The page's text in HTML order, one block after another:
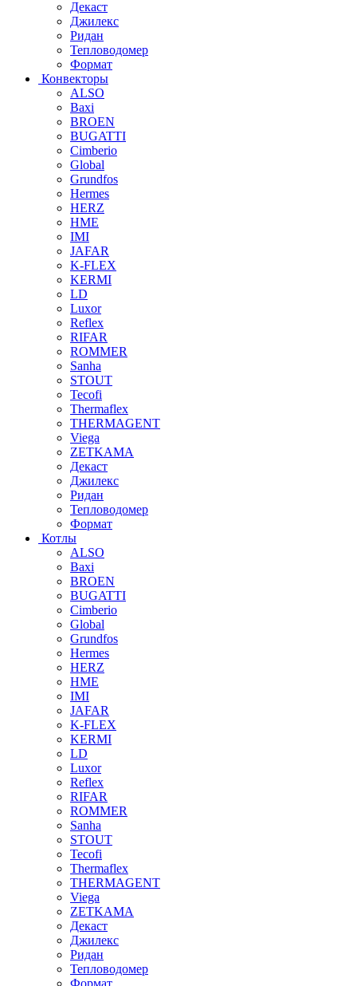
Декаст
Джилекс
Ридан
Тепловодомер
Формат
Конвекторы
ALSO
Baxi
BROEN
BUGATTI
Cimberio
Global
Grundfos
Hermes
HERZ
HME
IMI
JAFAR
K-FLEX
KERMI
LD
Luxor
Reflex
RIFAR
ROMMER
Sanha
STOUT
Tecofi
Thermaflex
THERMAGENT
Viega
ZETKAMA
Декаст
Джилекс
Ридан
Тепловодомер
Формат
Котлы
ALSO
Baxi
BROEN
BUGATTI
Cimberio
Global
Grundfos
Hermes
HERZ
HME
IMI
JAFAR
K-FLEX
KERMI
LD
Luxor
Reflex
RIFAR
ROMMER
Sanha
STOUT
Tecofi
Thermaflex
THERMAGENT
Viega
ZETKAMA
Декаст
Джилекс
Ридан
Тепловодомер
Формат